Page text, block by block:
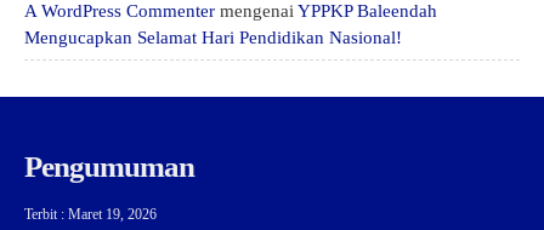
A WordPress Commenter mengenai YPPKP Baleendah
Mengucapkan Selamat Hari Pendidikan Nasional!
Pengumuman
Terbit : Maret 19, 2026